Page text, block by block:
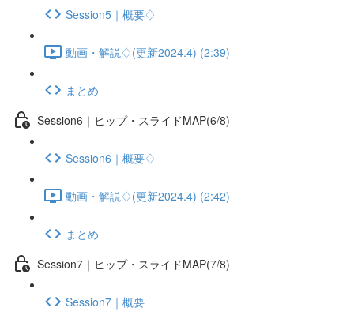
Session5｜概要♢
動画・解説♢(更新2024.4) (2:39)
まとめ
Session6｜ヒップ・スライドMAP(6/8)
Session6｜概要♢
動画・解説♢(更新2024.4) (2:42)
まとめ
Session7｜ヒップ・スライドMAP(7/8)
Session7｜概要